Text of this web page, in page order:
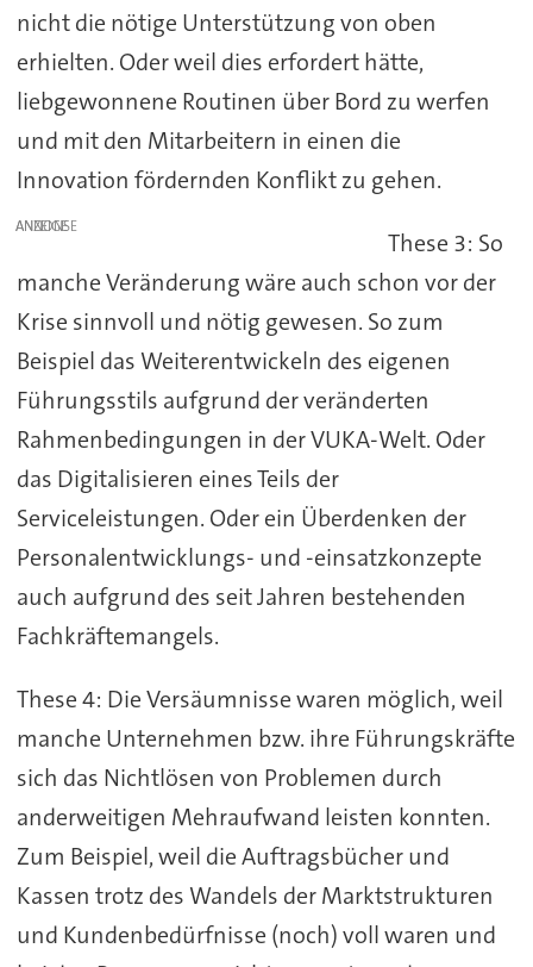
nicht die nötige Unterstützung von oben
erhielten. Oder weil dies erfordert hätte,
liebgewonnene Routinen über Bord zu werfen
und mit den Mitarbeitern in einen die
Innovation fördernden Konflikt zu gehen.
ANZEIGE
These 3: So
manche Veränderung wäre auch schon vor der
Krise sinnvoll und nötig gewesen. So zum
Beispiel das Weiterentwickeln des eigenen
Führungsstils aufgrund der veränderten
Rahmenbedingungen in der VUKA-Welt. Oder
das Digitalisieren eines Teils der
Serviceleistungen. Oder ein Überdenken der
Personalentwicklungs- und -einsatzkonzepte
auch aufgrund des seit Jahren bestehenden
Fachkräftemangels.
These 4: Die Versäumnisse waren möglich, weil
manche Unternehmen bzw. ihre Führungskräfte
sich das Nichtlösen von Problemen durch
anderweitigen Mehraufwand leisten konnten.
Zum Beispiel, weil die Auftragsbücher und
Kassen trotz des Wandels der Marktstrukturen
und Kundenbedürfnisse (noch) voll waren und